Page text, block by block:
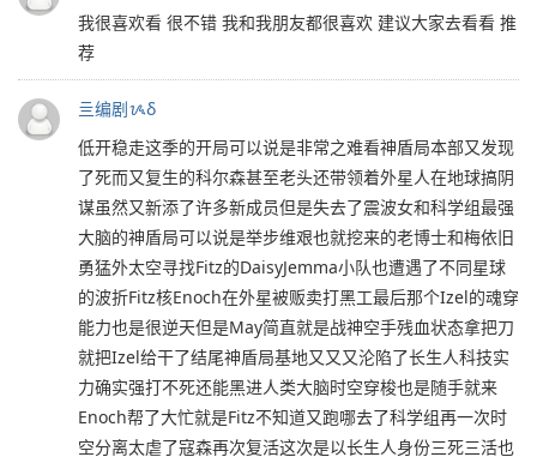
我很喜欢看 很不错 我和我朋友都很喜欢 建议大家去看看 推
荐
亖编剧ᝰδ
低开稳走这季的开局可以说是非常之难看神盾局本部又发现
了死而又复生的科尔森甚至老头还带领着外星人在地球搞阴
谋虽然又新添了许多新成员但是失去了震波女和科学组最强
大脑的神盾局可以说是举步维艰也就挖来的老博士和梅依旧
勇猛外太空寻找Fitz的DaisyJemma小队也遭遇了不同星球
的波折Fitz核Enoch在外星被贩卖打黑工最后那个Izel的魂穿
能力也是很逆天但是May简直就是战神空手残血状态拿把刀
就把Izel给干了结尾神盾局基地又又又沦陷了长生人科技实
力确实强打不死还能黑进人类大脑时空穿梭也是随手就来
Enoch帮了大忙就是Fitz不知道又跑哪去了科学组再一次时
空分离太虐了寇森再次复活这次是以长生人身份三死三活也